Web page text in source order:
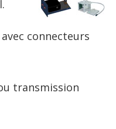
connecteurs
transmission